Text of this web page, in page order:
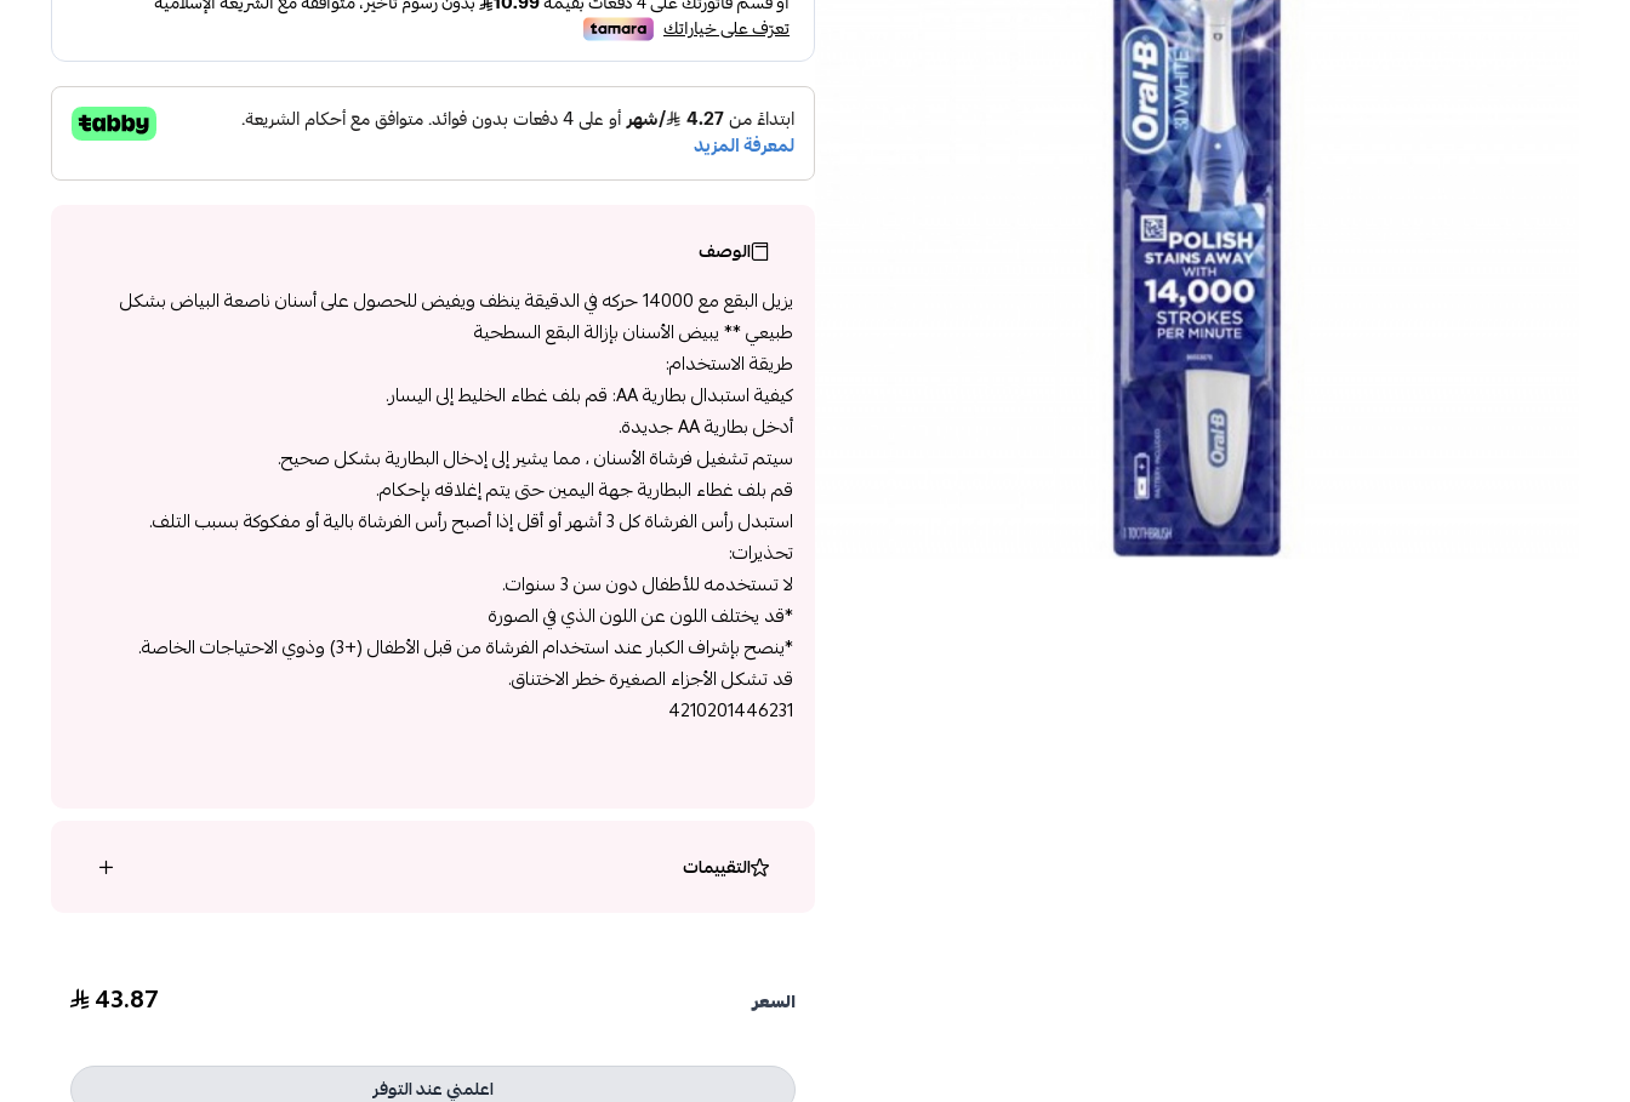
الوصف
يزيل البقع مع 14000 حركه في الدقيقة ينظف ويفيض للحصول على أسنان ناصعة البياض بشكل
طبيعي ** يبيض الأسنان بإزالة البقع السطحية
طريقة الاستخدام:
كيفية استبدال بطارية AA: قم بلف غطاء الخليط إلى اليسار.
أدخل بطارية AA جديدة.
سيتم تشغيل فرشاة الأسنان ، مما يشير إلى إدخال البطارية بشكل صحيح.
قم بلف غطاء البطارية جهة اليمين حتى يتم إغلاقه بإحكام.
استبدل رأس الفرشاة كل 3 أشهر أو أقل إذا أصبح رأس الفرشاة بالية أو مفكوكة بسبب التلف.
تحذيرات:
لا تستخدمه للأطفال دون سن 3 سنوات.
*قد يختلف اللون عن اللون الذي في الصورة
*ينصح بإشراف الكبار عند استخدام الفرشاة من قبل الأطفال (+3) وذوي الاحتياجات الخاصة.
قد تشكل الأجزاء الصغيرة خطر الاختناق.
4210201446231
التقييمات
السعر 43.87
اعلمني عند التوفر